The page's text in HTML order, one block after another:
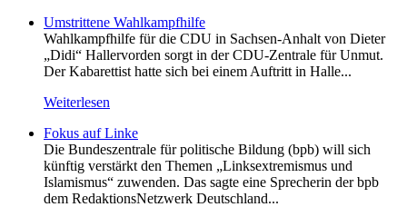
Umstrittene Wahlkampfhilfe
Wahlkampfhilfe für die CDU in Sachsen-Anhalt von Dieter
„Didi“ Hallervorden sorgt in der CDU-Zentrale für Unmut.
Der Kabarettist hatte sich bei einem Auftritt in Halle...
Weiterlesen
Fokus auf Linke
Die Bundeszentrale für politische Bildung (bpb) will sich
künftig verstärkt den Themen „Linksextremismus und
Islamismus“ zuwenden. Das sagte eine Sprecherin der bpb
dem RedaktionsNetzwerk Deutschland...